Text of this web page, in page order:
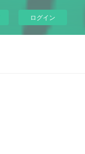
ログイン